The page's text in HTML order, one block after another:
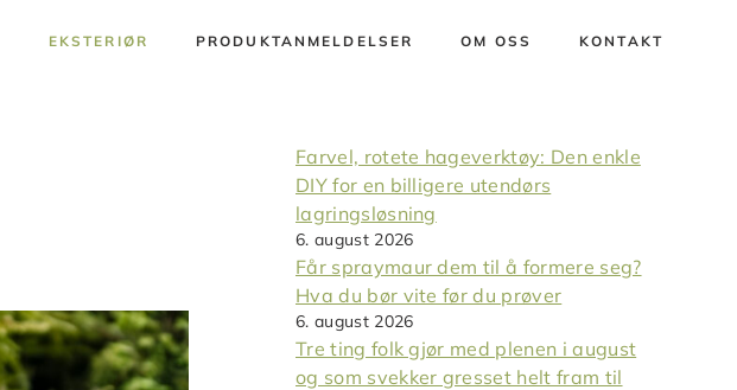
EKSTERIØR PRODUKTANMELDELSER OM OSS KONTAKT
Farvel, rotete hageverktøy: Den enkle
DIY for en billigere utendørs
lagringsløsning
6. august 2026
Får spraymaur dem til å formere seg?
Hva du bør vite før du prøver
6. august 2026
Tre ting folk gjør med plenen i august
og som svekker gresset helt fram til